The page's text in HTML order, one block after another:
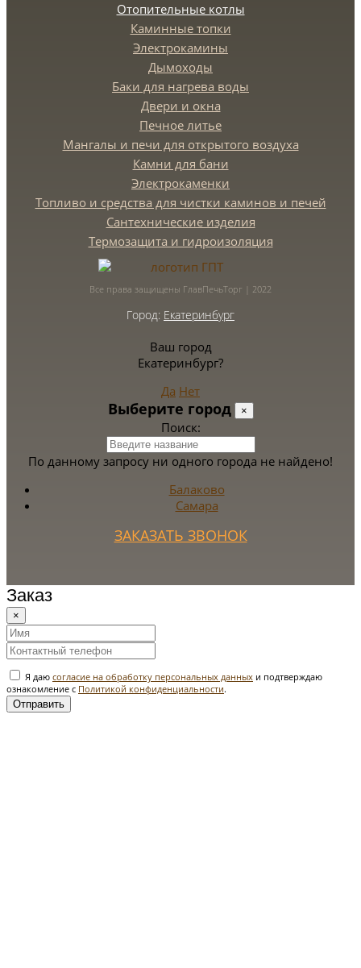
Отопительные котлы
Каминные топки
Электрокамины
Дымоходы
Баки для нагрева воды
Двери и окна
Печное литье
Мангалы и печи для открытого воздуха
Камни для бани
Электрокаменки
Топливо и средства для чистки каминов и печей
Сантехнические изделия
Термозащита и гидроизоляция
Все права защищены ГлавПечьТорг | 2022
Город: Екатеринбург
Ваш город
Екатеринбург?
Да Нет
Выберите город ×
Поиск:
По данному запросу ни одного города не найдено!
Балаково
Самара
ЗАКАЗАТЬ ЗВОНОК
Заказ
×
Я даю согласие на обработку персональных данных и подтверждаю
ознакомление с Политикой конфиденциальности.
Отправить